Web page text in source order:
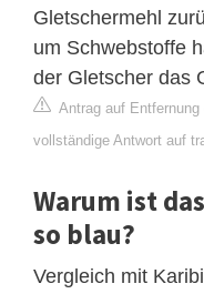
Gletschermehl
um Schwebstoffe
der Gletscher das
Antrag auf Entfernung
vollständige Antwort auf
Warum ist
so blau?
Vergleich mit